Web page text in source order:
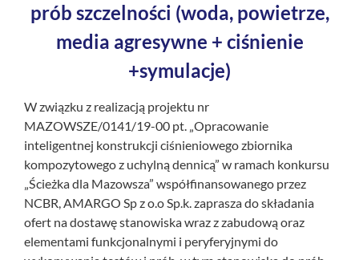
prób szczelności (woda, powietrze,
media agresywne + ciśnienie
+symulacje)
W związku z realizacją projektu nr
MAZOWSZE/0141/19-00 pt. „Opracowanie
inteligentnej konstrukcji ciśnieniowego zbiornika
kompozytowego z uchylną dennicą” w ramach konkursu
„Ścieżka dla Mazowsza” współfinansowanego przez
NCBR, AMARGO Sp z o.o Sp.k. zaprasza do składania
ofert na dostawę stanowiska wraz z zabudową oraz
elementami funkcjonalnymi i peryferyjnymi do